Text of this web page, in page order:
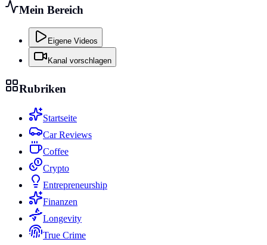
Mein Bereich
Eigene Videos
Kanal vorschlagen
Rubriken
Startseite
Car Reviews
Coffee
Crypto
Entrepreneurship
Finanzen
Longevity
True Crime